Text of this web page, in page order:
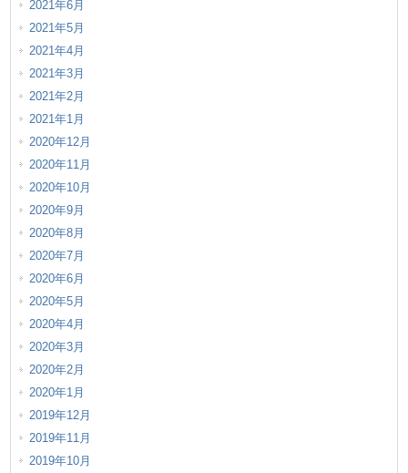
2021年6月
2021年5月
2021年4月
2021年3月
2021年2月
2021年1月
2020年12月
2020年11月
2020年10月
2020年9月
2020年8月
2020年7月
2020年6月
2020年5月
2020年4月
2020年3月
2020年2月
2020年1月
2019年12月
2019年11月
2019年10月